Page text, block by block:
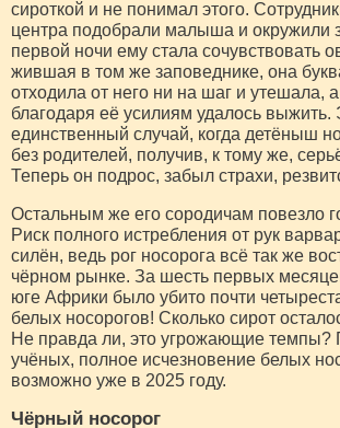
сироткой и не понимал этого.
центра подобрали малыша и окружили
первой ночи ему стала сочувствовать
жившая в том же заповеднике, она
отходила от него ни на шаг и утешала,
благодаря её усилиям удалось выжить.
единственный случай, когда детёныш
без родителей, получив, к тому же,
Теперь он подрос, забыл страхи,
Остальным же его сородичам повезло
Риск полного истребления от рук
силён, ведь рог носорога всё так же
чёрном рынке. За шесть первых
юге Африки было убито почти
белых носорогов! Сколько сирот
Не правда ли, это угрожающие
учёных, полное исчезновение белых
возможно уже в 2025 году.
Чёрный носорог